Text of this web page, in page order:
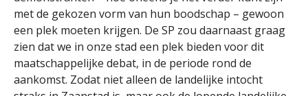
met de gekozen vorm van hun boodschap – gewoon
een plek moeten krijgen. De SP zou daarnaast graag
zien dat we in onze stad een plek bieden voor dit
maatschappelijke debat, in de periode rond de
aankomst. Zodat niet alleen de landelijke intocht